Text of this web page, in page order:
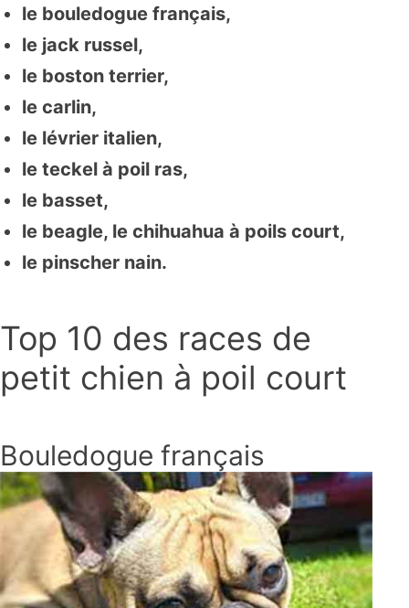
le bouledogue français,
le jack russel,
le boston terrier,
le carlin,
le lévrier italien,
le teckel à poil ras,
le basset,
le beagle, le chihuahua à poils court,
le pinscher nain.
Top 10 des races de
petit chien à poil court
Bouledogue français